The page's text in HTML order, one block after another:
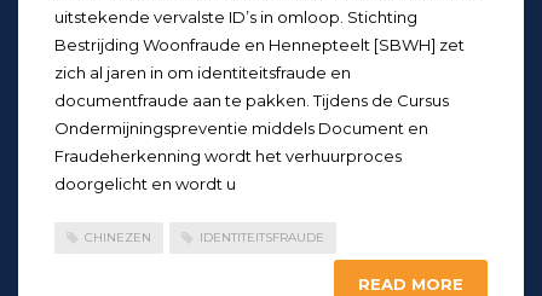
uitstekende vervalste ID’s in omloop. Stichting
Bestrijding Woonfraude en Hennepteelt [SBWH] zet
zich al jaren in om identiteitsfraude en
documentfraude aan te pakken. Tijdens de Cursus
Ondermijningspreventie middels Document en
Fraudeherkenning wordt het verhuurproces
doorgelicht en wordt u
CHINEZEN IDENTITEITSFRAUDE
READ MORE